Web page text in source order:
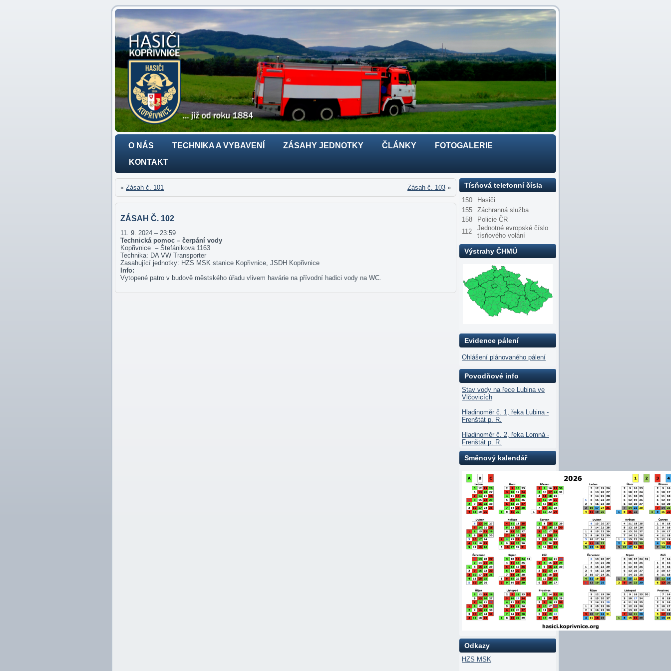
O NÁS TECHNIKA A VYBAVENÍ ZÁSAHY JEDNOTKY ČLÁNKY
FOTOGALERIE
KONTAKT
« Zásah č. 101 Zásah č. 103 »
ZÁSAH Č. 102
11. 9. 2024 – 23:59
Technická pomoc – čerpání vody
Kopřivnice – Štefánikova 1163
Technika: DA VW Transporter
Zasahující jednotky: HZS MSK stanice Kopřivnice, JSDH Kopřivnice
Info:
Vytopené patro v budově městského úřadu vlivem havárie na přívodní hadici vody na WC.
Tísňová telefonní čísla
150
Hasiči
155
Záchranná služba
158
Policie ČR
112
Jednotné evropské číslo
tísňového volání
Výstrahy ČHMÚ
Evidence pálení
Ohlášení plánovaného pálení
Povodňové info
Stav vody na řece Lubina ve
Vlčovicích
Hladinoměr č. 1, řeka Lubina -
Frenštát p. R.
Hladinoměr č. 2, řeka Lomná -
Frenštát p. R.
Směnový kalendář
Odkazy
HZS MSK